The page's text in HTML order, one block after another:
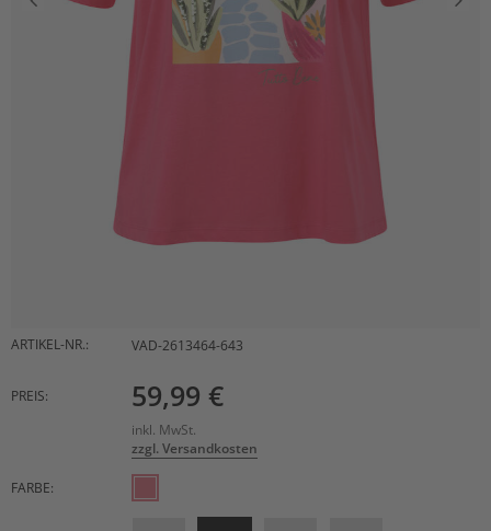
ARTIKEL-NR.: VAD-2613464-643
PREIS: 59,99 €
inkl. MwSt.
zzgl. Versandkosten
FARBE: